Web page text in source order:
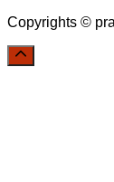
Copyrights ©